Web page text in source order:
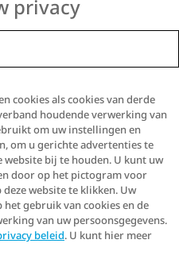
privacy
cookies als cookies van derde
houdende verwerking van
om uw instellingen en
om u gerichte advertenties te
bij te houden. U kunt uw
door op het pictogram voor
website te klikken. Uw
gebruik van cookies en de
van uw persoonsgegevens.
beleid. U kunt hier meer